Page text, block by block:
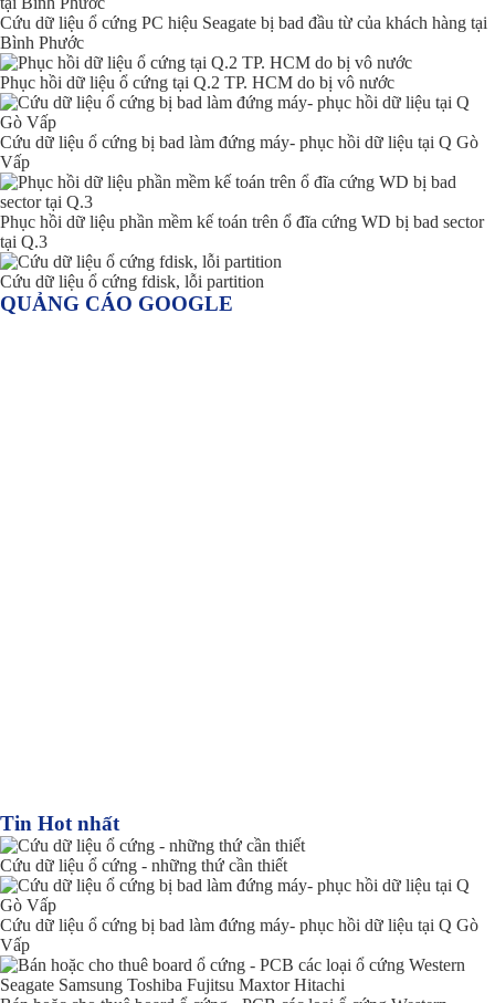
Cứu dữ liệu ổ cứng PC hiệu Seagate bị bad đầu từ của khách hàng tại
Bình Phước
Phục hồi dữ liệu ổ cứng tại Q.2 TP. HCM do bị vô nước
Cứu dữ liệu ổ cứng bị bad làm đứng máy- phục hồi dữ liệu tại Q Gò
Vấp
Phục hồi dữ liệu phần mềm kế toán trên ổ đĩa cứng WD bị bad sector
tại Q.3
Cứu dữ liệu ổ cứng fdisk, lỗi partition
QUẢNG CÁO GOOGLE
Tin Hot nhất
Cứu dữ liệu ổ cứng - những thứ cần thiết
Cứu dữ liệu ổ cứng bị bad làm đứng máy- phục hồi dữ liệu tại Q Gò
Vấp